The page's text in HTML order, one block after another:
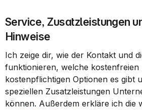
Service, Zusatzleistungen
Hinweise
Ich zeige dir, wie der Kontakt und
funktionieren, welche kostenfreien
kostenpflichtigen Optionen es gibt
speziellen Zusatzleistungen